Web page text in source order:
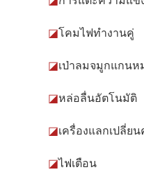
◪โคมไฟทำงานคู่
◪เป่าลมจมูกแกนห
◪หล่อลื่นอัตโนมัติ
◪เครื่องแลกเปลี่ย
◪ไฟเตือน